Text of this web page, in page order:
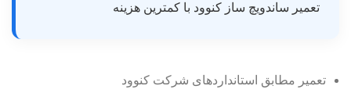
تعمیر ساندویچ ساز کنوود با کمترین هزینه
تعمیر مطابق استانداردهای شرکت کنوود